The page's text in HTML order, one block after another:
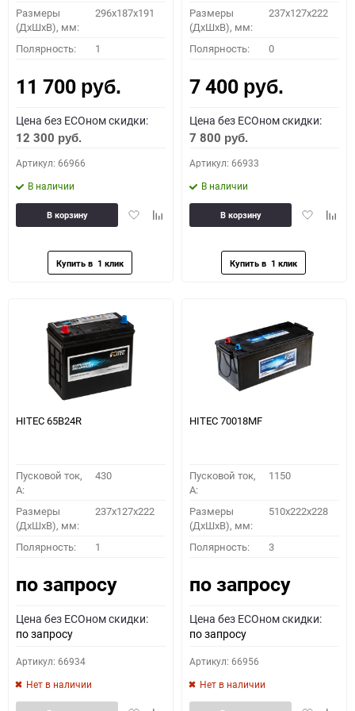
Размеры
(ДхШхВ), мм:
296х187х191
Полярность: 1
11 700 руб.
Цена без ECOном скидки:
12 300 руб.
Артикул: 66966
В наличии
ДобавитьДобавить
В корзину
Размеры
(ДхШхВ), мм:
237x127x222
Полярность: 0
7 400 руб.
Цена без ECOном скидки:
7 800 руб.
Артикул: 66933
В наличии
Добавить
В корзину
HITEC 65B24R
Пусковой ток,
A:
430
Размеры
(ДхШхВ), мм:
237x127x222
Полярность: 1
по запросу
Цена без ECOном скидки:
по запросу
Артикул: 66934
Нет в наличии
HITEC 70018MF
Пусковой ток,
A:
1150
Размеры
(ДхШхВ), мм:
510x222x228
Полярность: 3
по запросу
Цена без ECOном скидки:
по запросу
Артикул: 66956
Нет в наличии